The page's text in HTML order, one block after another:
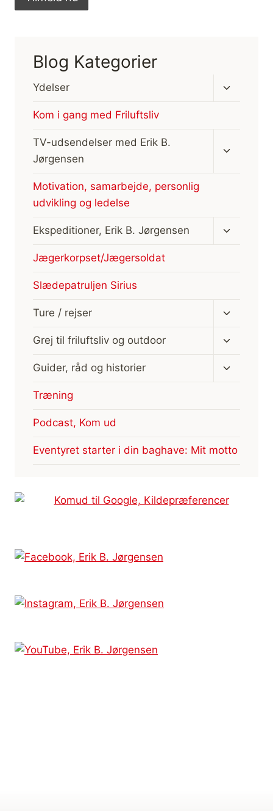
Blog Kategorier
Ydelser
Skift
Kom i gang med Friluftsliv
TV-udsendelser med Erik B.
Jørgensen
Motivation, samarbejde, personlig
udvikling og ledelse
Ekspeditioner, Erik B. Jørgensen
Skift
Jægerkorpset/Jægersoldat
Slædepatruljen Sirius
Ture / rejser
Skift
Grej til friluftsliv og outdoor
Skift
Guider, råd og historier
Skift
Træning
Podcast, Kom ud
Eventyret starter i din baghave: Mit motto